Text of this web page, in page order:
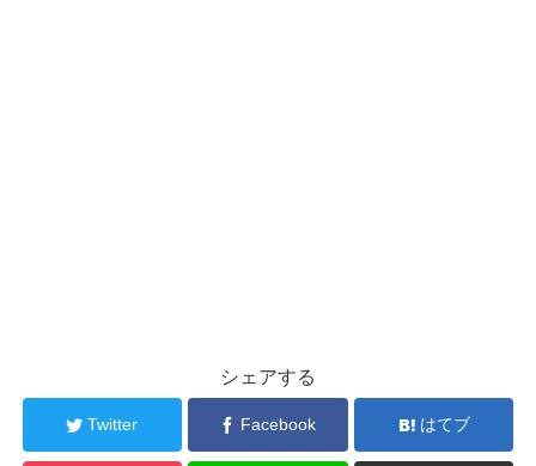
シェアする
Twitter Facebook はてブ